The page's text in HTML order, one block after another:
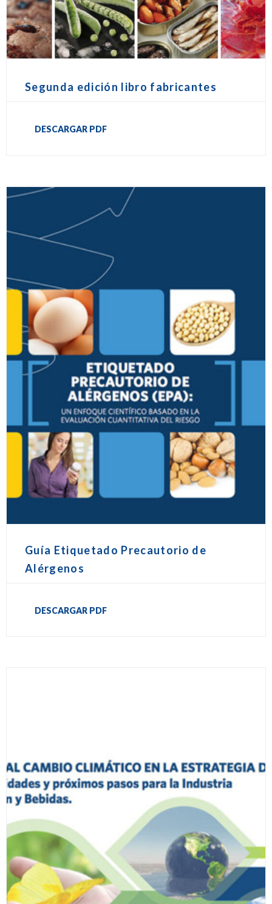
Segunda edición libro fabricantes
DESCARGAR PDF
Guía Etiquetado Precautorio de
Alérgenos
DESCARGAR PDF